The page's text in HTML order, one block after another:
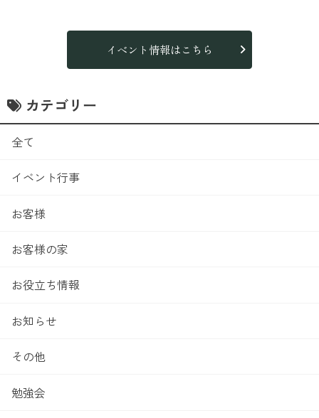
イベント情報はこちら
カテゴリー
全て
イベント行事
お客様
お客様の家
お役立ち情報
お知らせ
その他
勉強会